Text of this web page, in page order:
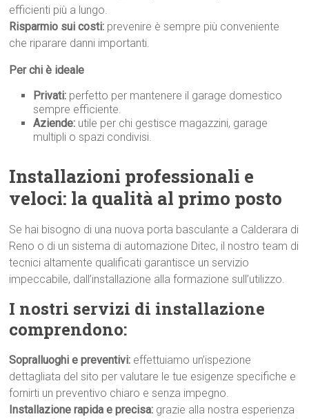
efficienti più a lungo.
Risparmio sui costi: prevenire è sempre più conveniente
che riparare danni importanti.
Per chi è ideale
Privati: perfetto per mantenere il garage domestico
sempre efficiente.
Aziende: utile per chi gestisce magazzini, garage
multipli o spazi condivisi.
Installazioni professionali e
veloci: la qualità al primo posto
Se hai bisogno di una nuova porta basculante a Calderara di
Reno o di un sistema di automazione Ditec, il nostro team di
tecnici altamente qualificati garantisce un servizio
impeccabile, dall’installazione alla formazione sull’utilizzo.
I nostri servizi di installazione
comprendono:
Sopralluoghi e preventivi: effettuiamo un’ispezione
dettagliata del sito per valutare le tue esigenze specifiche e
fornirti un preventivo chiaro e senza impegno.
Installazione rapida e precisa: grazie alla nostra esperienza